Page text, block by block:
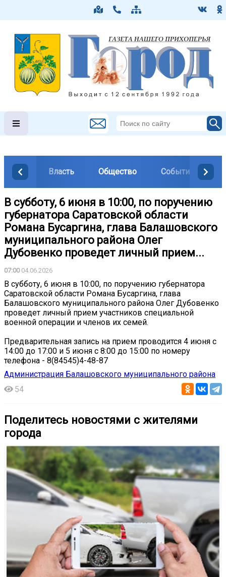
Власть Общество События
В субботу, 6 июня в 10:00, по поручению
губернатора Саратовской области
Романа Бусаргина, глава Балашовского
муниципального района Олег
Дубовенко проведет личный прием...
07:0004.06.2026
В субботу, 6 июня в 10:00, по поручению губернатора
Саратовской области Романа Бусаргина, глава
Балашовского муниципального района Олег Дубовенко
проведет личный прием участников специальной
военной операции и членов их семей.
Предварительная запись на прием проводится 4 июня с
14:00 до 17:00 и 5 июня с 8:00 до 15:00 по номеру
телефона - 8(84545)4-48-87
Администрация Балашовского муниципального района
54
Поделитесь новостями с жителями
города